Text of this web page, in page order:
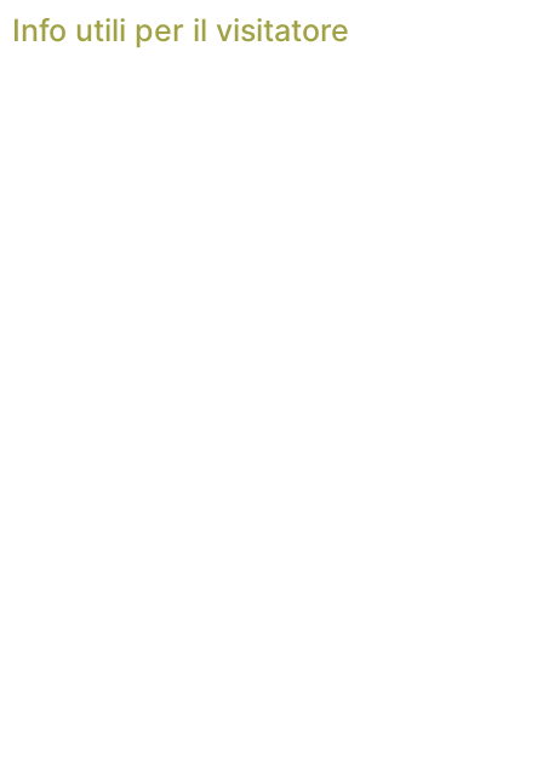
Info utili per il visitatore